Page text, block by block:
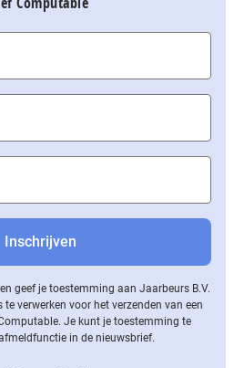
geef je toestemming aan Jaarbeurs B.V.
verwerken voor het verzenden van een
Je kunt je toestemming te
in de nieuwsbrief.